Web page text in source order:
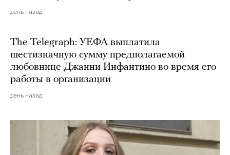
день назад
The Telegraph: УЕФА выплатила
шестизначную сумму предполагаемой
любовнице Джанни Инфантино во время его
работы в организации
день назад